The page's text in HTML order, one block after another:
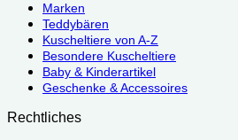
Marken
Teddybären
Kuscheltiere von A-Z
Besondere Kuscheltiere
Baby & Kinderartikel
Geschenke & Accessoires
Rechtliches